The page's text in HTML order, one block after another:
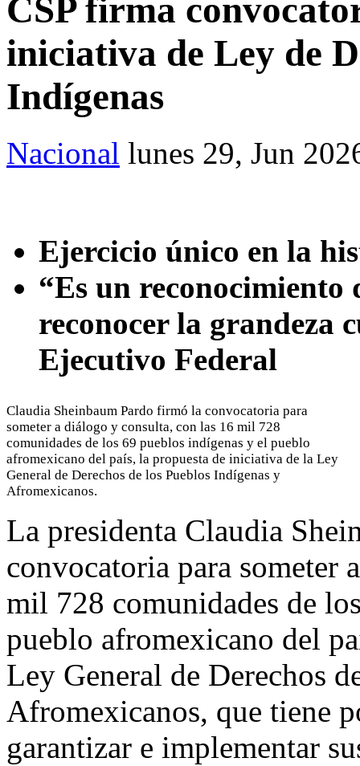
CSP firma
iniciativa de Ley de
Indígenas
Nacional lunes 29, Jun
Ejercicio único en la
“Es un
reconocer la grandeza
Ejecutivo Federal
Claudia Sheinbaum Pardo firmó la convocatoria para
someter a diálogo y consulta, con las 16 mil 728
comunidades de los 69 pueblos indígenas y el pueblo
afromexicano del país, la propuesta de iniciativa de la Ley
General de Derechos de los Pueblos Indígenas y
Afromexicanos.
La presidenta Claudia
convocatoria para someter
mil 728 comunidades de
pueblo afromexicano del
Ley General de Derechos
Afromexicanos, que tiene
garantizar e implementar